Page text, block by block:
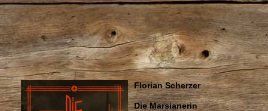
Florian Scherzer
Die Marsianerin